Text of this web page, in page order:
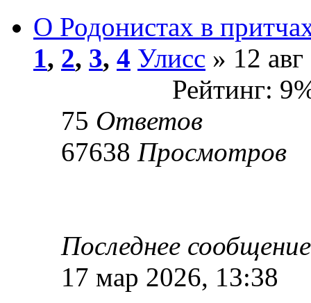
О Родонистах в
1, 2, 3, 4 Улисс » 12
Рейтинг:
75 Ответов
67638 Просмотров
Последнее
17 мар 2026, 13:38